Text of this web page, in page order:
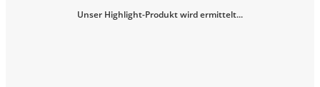
Unser Highlight-Produkt wird ermittelt...